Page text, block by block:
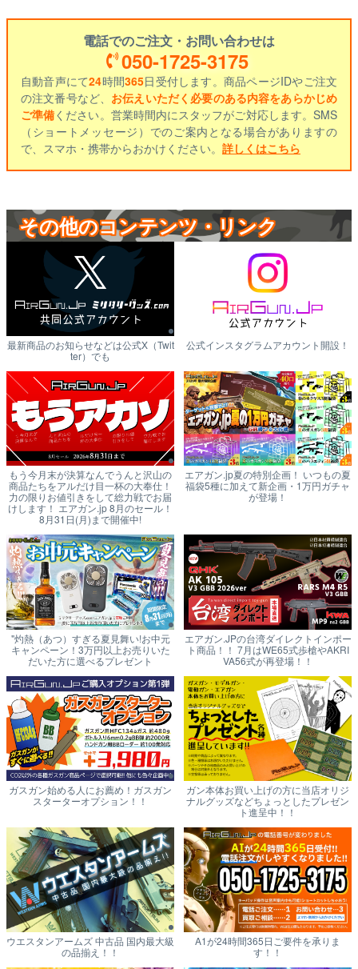
電話でのご注文・お問い合わせは
050-1725-3175
自動音声にて24時間365日受付します。商品ページIDやご注文
の注文番号など、 お伝えいただく必要のある内容をあらかじめ
ご準備ください。営業時間内にスタッフがご対応します。SMS
（ショートメッセージ）でのご案内となる場合がありますの
で、スマホ・携帯からおかけください。 詳しくはこちら
その他のコンテンツ・リンク
最新商品のお知らせなどは公式X（Twit
ter）でも
公式インスタグラムアカウント開設！
もう今月末が決算なんでうんと沢山の
商品たちをアルだけ目一杯の大奉仕！
力の限りお値引きをして総力戦でお届
けします！ エアガン.jp 8月のセール！
8月31日(月)まで開催中!
エアガン.jp夏の特別企画！ いつもの夏
福袋5種に加えて新企画・1万円ガチャ
が登場！
"灼熱（あつ）すぎる夏見舞い!お中元
キャンペーン！3万円以上お売りいた
だいた方に選べるプレゼント
エアガン.JPの台湾ダイレクトインポー
ト商品！！ 7月はWE65式歩槍やAKRI
VA56式が再登場！！
ガスガン始める人にお薦め！ガスガン
スターターオプション！！
ガン本体お買い上げの方に当店オリジ
ナルグッズなどちょっとしたプレゼン
ト進呈中！！
ウエスタンアームズ 中古品 国内最大級
の品揃え！！
A1が24時間365日ご要件を承りま
す！！